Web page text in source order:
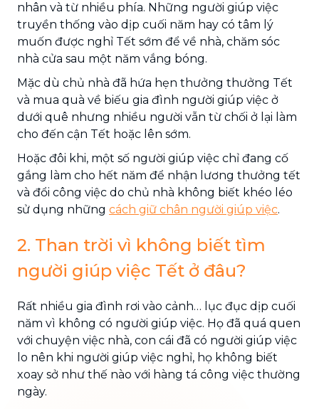
nhân và từ nhiều phía. Những người giúp việc
truyền thống vào dịp cuối năm hay có tâm lý
muốn được nghỉ Tết sớm để về nhà, chăm sóc
nhà cửa sau một năm vắng bóng.
Mặc dù chủ nhà đã hứa hẹn thưởng thưởng Tết
và mua quà về biếu gia đình người giúp việc ở
dưới quê nhưng nhiều người vẫn từ chối ở lại làm
cho đến cận Tết hoặc lên sớm.
Hoặc đôi khi, một số người giúp việc chỉ đang cố
gắng làm cho hết năm để nhận lương thưởng tết
và đổi công việc do chủ nhà không biết khéo léo
sử dụng những cách giữ chân người giúp việc.
2. Than trời vì không biết tìm
người giúp việc Tết ở đâu?
Rất nhiều gia đình rơi vào cảnh… lục đục dịp cuối
năm vì không có người giúp việc. Họ đã quá quen
với chuyện việc nhà, con cái đã có người giúp việc
lo nên khi người giúp việc nghỉ, họ không biết
xoay sở như thế nào với hàng tá công việc thường
ngày.